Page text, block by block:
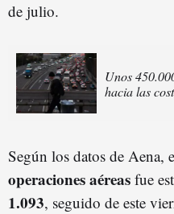
de julio.
Unos
hacia las
Según los datos de Aena,
operaciones aéreas fue
1.093, seguido de este